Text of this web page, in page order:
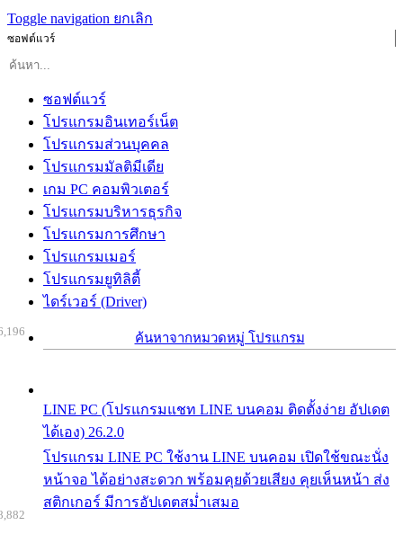
Toggle navigation ยกเลิก
ซอฟต์แวร์
ซอฟต์แวร์
โปรแกรมอินเทอร์เน็ต
โปรแกรมส่วนบุคคล
โปรแกรมมัลติมีเดีย
เกม PC คอมพิวเตอร์
โปรแกรมบริหารธุรกิจ
โปรแกรมการศึกษา
โปรแกรมเมอร์
โปรแกรมยูทิลิตี้
ไดร์เวอร์ (Driver)
ค้นหาจากหมวดหมู่ โปรแกรม
LINE PC (โปรแกรมแชท LINE บนคอม ติดตั้งง่าย อัปเดต
ได้เอง) 26.2.0
โปรแกรม LINE PC ใช้งาน LINE บนคอม เปิดใช้ขณะนั่ง
หน้าจอ ได้อย่างสะดวก พร้อมคุยด้วยเสียง คุยเห็นหน้า ส่ง
สติกเกอร์ มีการอัปเดตสม่ำเสมอ